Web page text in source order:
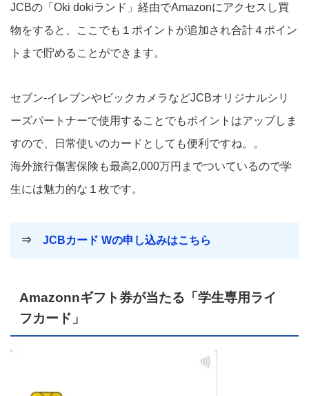
JCBの「Oki dokiランド」経由でAmazonにアクセスし買
物をすると、ここでも１ポイントが追加され合計４ポイン
トまで貯めることができます。
セブン-イレブンやビックカメラなどJCBオリジナルシリ
ーズパートナーで使用することでもポイントはアップしま
すので、日常使いのカードとしても便利ですね。。
海外旅行傷害保険も最高2,000万円までついているので学
生には魅力的な１枚です。
⇒ JCBカード Wの申し込みはこちら
Amazonnギフト券が当たる「学生専用ライ
フカード」